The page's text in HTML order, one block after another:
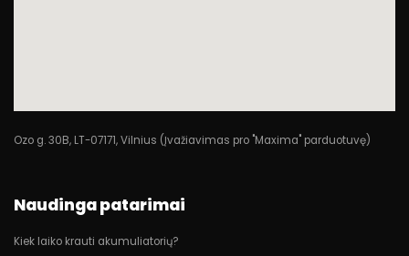
Ozo g. 30B, LT-07171, Vilnius (Įvažiavimas pro "Maxima" parduotuvę)
Naudinga patarimai
Kiek laiko krauti akumuliatorių?